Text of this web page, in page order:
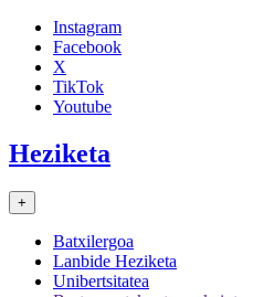
Instagram
Facebook
X
TikTok
Youtube
Heziketa
+
Batxilergoa
Lanbide Heziketa
Unibertsitatea